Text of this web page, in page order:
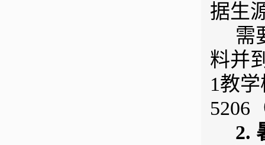
据生
需
料并
1教
5206
2.